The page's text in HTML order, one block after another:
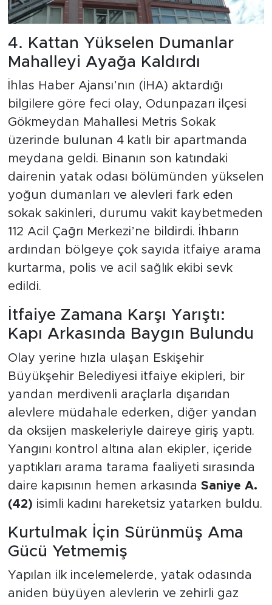
4. Kattan Yükselen Dumanlar
Mahalleyi Ayağa Kaldırdı
İhlas Haber Ajansı’nın (İHA) aktardığı
bilgilere göre feci olay, Odunpazarı ilçesi
Gökmeydan Mahallesi Metris Sokak
üzerinde bulunan 4 katlı bir apartmanda
meydana geldi. Binanın son katındaki
dairenin yatak odası bölümünden yükselen
yoğun dumanları ve alevleri fark eden
sokak sakinleri, durumu vakit kaybetmeden
112 Acil Çağrı Merkezi’ne bildirdi. İhbarın
ardından bölgeye çok sayıda itfaiye arama
kurtarma, polis ve acil sağlık ekibi sevk
edildi.
İtfaiye Zamana Karşı Yarıştı:
Kapı Arkasında Baygın Bulundu
Olay yerine hızla ulaşan Eskişehir
Büyükşehir Belediyesi itfaiye ekipleri, bir
yandan merdivenli araçlarla dışarıdan
alevlere müdahale ederken, diğer yandan
da oksijen maskeleriyle daireye giriş yaptı.
Yangını kontrol altına alan ekipler, içeride
yaptıkları arama tarama faaliyeti sırasında
daire kapısının hemen arkasında Saniye A.
(42) isimli kadını hareketsiz yatarken buldu.
Kurtulmak İçin Sürünmüş Ama
Gücü Yetmemiş
Yapılan ilk incelemelerde, yatak odasında
aniden büyüyen alevlerin ve zehirli gaz